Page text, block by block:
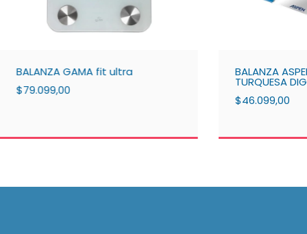
BALANZA GAMA fit ultra
$79.099,00
BALANZA
TURQUESA
$46.099,00